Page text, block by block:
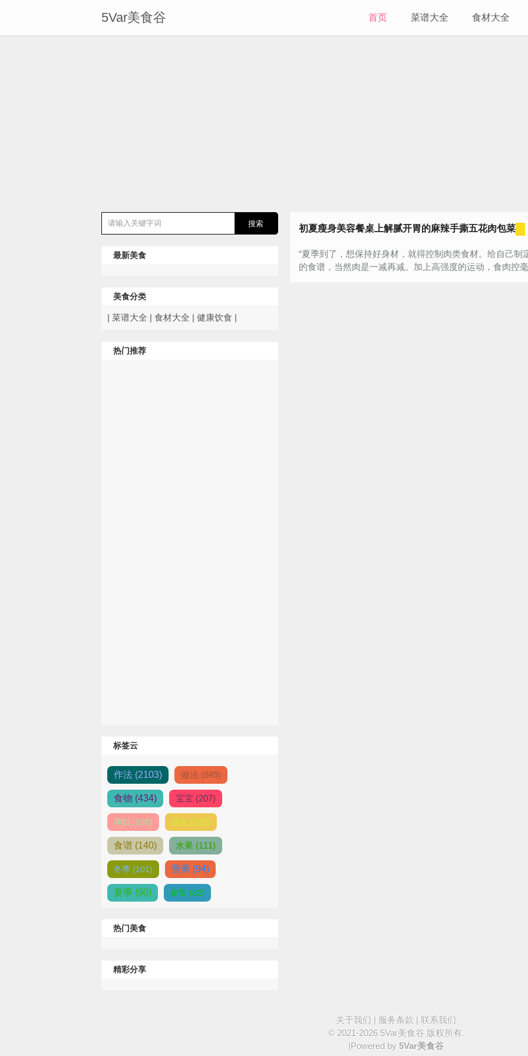
5Var美食谷 首页 菜谱大全 食材大全
最新美食
美食分类
| 菜谱大全 | 食材大全 | 健康饮食 |
热门推荐
标签云
作法 (2103) 做法 (849)
食物 (434) 宝宝 (207)
孕妇 (188) 饮食 (182)
食谱 (140) 水果 (111)
冬季 (101) 营养 (94)
夏季 (90) 家常 (82)
热门美食
精彩分享
初夏瘦身美容餐桌上解腻开胃的麻辣手撕五花肉包菜
“夏季到了，想保持好身材，就得控制肉类食材。给自己制
的食谱，当然肉是一减再减。加上高强度的运动，食肉控
关于我们 | 服务条款 | 联系我们
© 2021-2026 5Var美食谷 版权所有.
|Powered by 5Var美食谷